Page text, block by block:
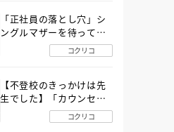
「正社員の落とし穴」シ
ングルマザーを待ってい
た“魔の２年間”【後編】
コクリコ
【不登校のきっかけは先
生でした】「カウンセリ
ングの時間」生徒の情報
をバラしたのは…《第２
コクリコ